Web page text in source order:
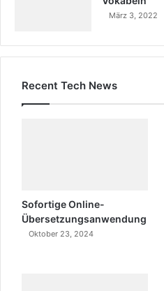
März 3, 2022
Recent Tech News
Sofortige Online-
Übersetzungsanwendung
Oktober 23, 2024